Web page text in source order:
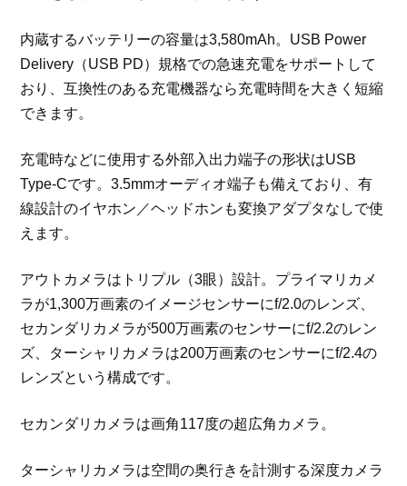
内蔵するバッテリーの容量は3,580mAh。USB Power
Delivery（USB PD）規格での急速充電をサポートして
おり、互換性のある充電機器なら充電時間を大きく短縮
できます。
充電時などに使用する外部入出力端子の形状はUSB
Type-Cです。3.5mmオーディオ端子も備えており、有
線設計のイヤホン／ヘッドホンも変換アダプタなしで使
えます。
アウトカメラはトリプル（3眼）設計。プライマリカメ
ラが1,300万画素のイメージセンサーにf/2.0のレンズ、
セカンダリカメラが500万画素のセンサーにf/2.2のレン
ズ、ターシャリカメラは200万画素のセンサーにf/2.4の
レンズという構成です。
セカンダリカメラは画角117度の超広角カメラ。
ターシャリカメラは空間の奥行きを計測する深度カメラ